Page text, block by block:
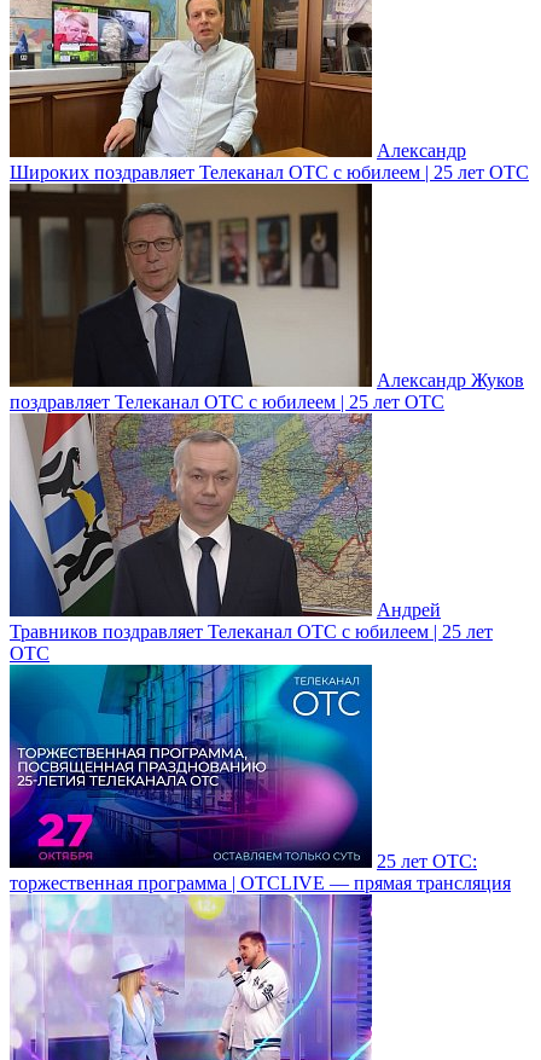
Александр
Широких поздравляет Телеканал ОТС с юбилеем | 25 лет ОТС
Александр Жуков
поздравляет Телеканал ОТС с юбилеем | 25 лет ОТС
Андрей
Травников поздравляет Телеканал ОТС с юбилеем | 25 лет
ОТС
25 лет ОТС:
торжественная программа | ОТСLIVE — прямая трансляция